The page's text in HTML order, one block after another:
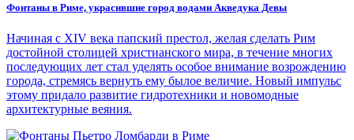
Фонтаны в Риме, украсившие город водами Акведука Девы
Начиная с XIV века папский престол, желая сделать Рим
достойной столицей христианского мира, в течение многих
последующих лет стал уделять особое внимание возрождению
города, стремясь вернуть ему былое величие. Новый импульс
этому придало развитие гидротехники и новомодные
архитектурные веяния.